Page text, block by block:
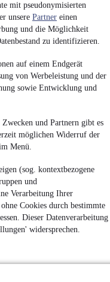
mit pseudonymisierten
unsere Partner einen
und die Möglichkeit
zu identifizieren.
auf einem Endgerät
von Werbeleistung und der
sowie Entwicklung und
und Partnern gibt es
möglichen Widerruf der
Menü.
(sog. kontextbezogene
und
Verarbeitung Ihrer
Cookies durch bestimmte
Dieser Datenverarbeitung
widersprechen.